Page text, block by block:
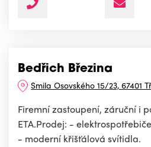
Bedřich Březina
Smila Osovského 15/23, 67401
Firemní zastoupení, záruční i
ETA.Prodej: -
- moderní křišťálová svítidla.